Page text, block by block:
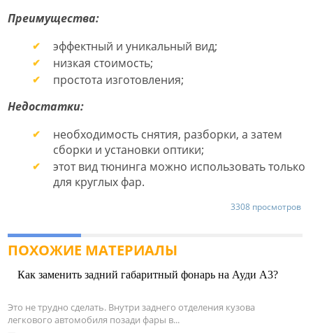
Преимущества:
эффектный и уникальный вид;
низкая стоимость;
простота изготовления;
Недостатки:
необходимость снятия, разборки, а затем
сборки и установки оптики;
этот вид тюнинга можно использовать только
для круглых фар.
3308 просмотров
ПОХОЖИЕ МАТЕРИАЛЫ
Как заменить задний габаритный фонарь на Ауди А3?
Это не трудно сделать. Внутри заднего отделения кузова
легкового автомобиля позади фары в...